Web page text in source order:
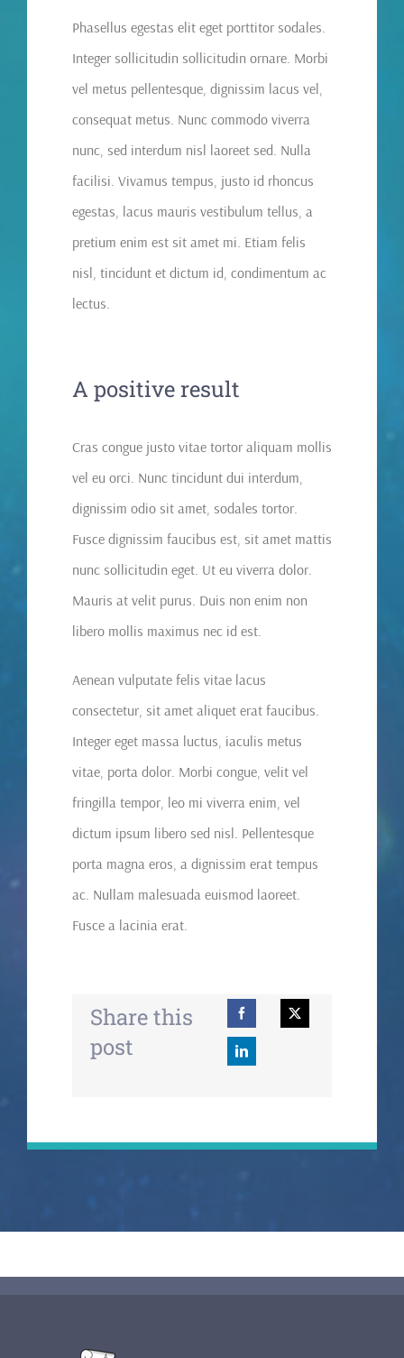
Phasellus egestas elit eget porttitor sodales.
Integer sollicitudin sollicitudin ornare. Morbi
vel metus pellentesque, dignissim lacus vel,
consequat metus. Nunc commodo viverra
nunc, sed interdum nisl laoreet sed. Nulla
facilisi. Vivamus tempus, justo id rhoncus
egestas, lacus mauris vestibulum tellus, a
pretium enim est sit amet mi. Etiam felis
nisl, tincidunt et dictum id, condimentum ac
lectus.
A positive result
Cras congue justo vitae tortor aliquam mollis
vel eu orci. Nunc tincidunt dui interdum,
dignissim odio sit amet, sodales tortor.
Fusce dignissim faucibus est, sit amet mattis
nunc sollicitudin eget. Ut eu viverra dolor.
Mauris at velit purus. Duis non enim non
libero mollis maximus nec id est.
Aenean vulputate felis vitae lacus
consectetur, sit amet aliquet erat faucibus.
Integer eget massa luctus, iaculis metus
vitae, porta dolor. Morbi congue, velit vel
fringilla tempor, leo mi viverra enim, vel
dictum ipsum libero sed nisl. Pellentesque
porta magna eros, a dignissim erat tempus
ac. Nullam malesuada euismod laoreet.
Fusce a lacinia erat.
Share this
post